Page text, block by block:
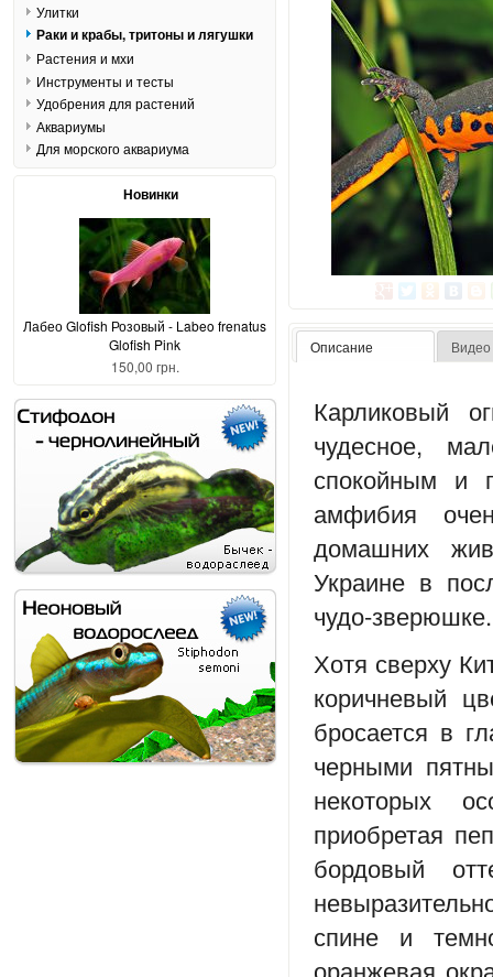
Описание Видео
Карликовый
чудесное,
спокойным и
амфибия
домашних
Украине в
чудо-зверюшке.
Хотя сверху
коричневый
бросается в
черными
некоторых
приобретая
бордовый
спине и
оранжевая
Улитки
Раки и крабы, тритоны и лягушки
Растения и мхи
Инструменты и тесты
Удобрения для растений
Аквариумы
Для морского аквариума
Новинки
Лабео Glofish Розовый - Labeo frenatus
Glofish Pink
150,00 грн.